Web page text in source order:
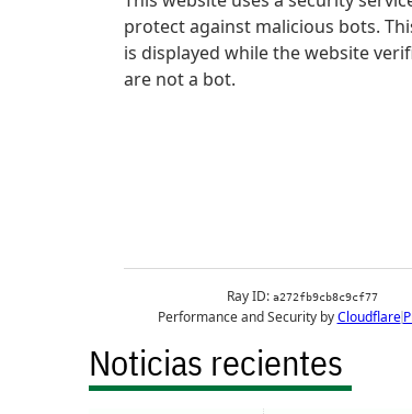
Noticias recientes